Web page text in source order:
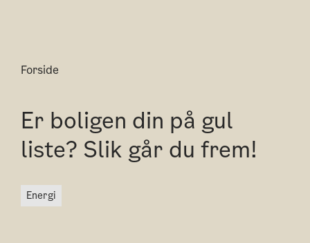
Forside
Er boligen din på gul
liste? Slik går du frem!
energi